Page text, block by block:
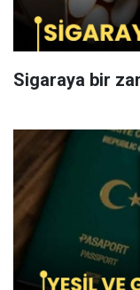
Sigaraya bir